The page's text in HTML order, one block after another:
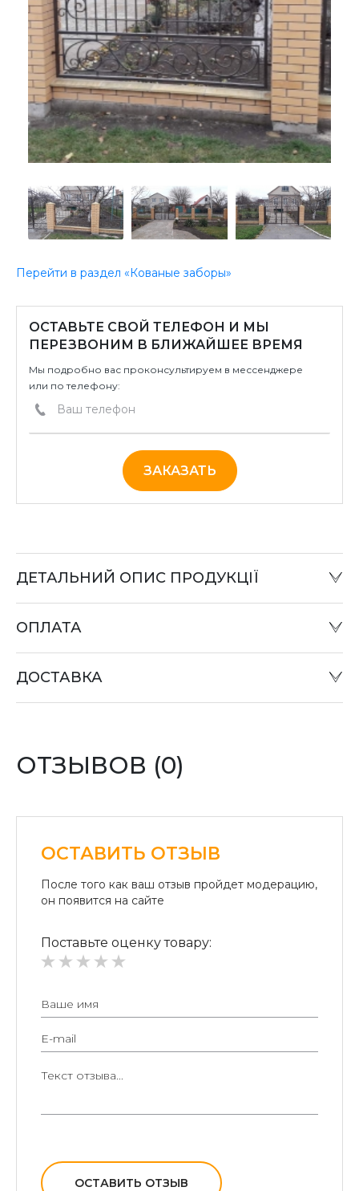
Перейти в раздел «Кованые заборы»
ОСТАВЬТЕ СВОЙ ТЕЛЕФОН И МЫ
ПЕРЕЗВОНИМ В БЛИЖАЙШЕЕ ВРЕМЯ
Мы подробно вас проконсультируем в мессенджере
или по телефону:
ЗАКАЗАТЬ
ДЕТАЛЬНИЙ ОПИС ПРОДУКЦІЇ
или при отправке «Наложенным платежом» в
«Райффайзен Банк Аваль»
Безналичный расчет для юридических лиц:
ОПЛАТА
ДОСТАВКА
ОТЗЫВОВ (0)
ОСТАВИТЬ ОТЗЫВ
После того как ваш отзыв пройдет модерацию,
он появится на сайте
Поставьте оценку товару:
ОСТАВИТЬ ОТЗЫВ